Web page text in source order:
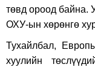
төвд ороод байна.
ОХУ-ын хөрөнгө
Тухайлбал,
хуулийн